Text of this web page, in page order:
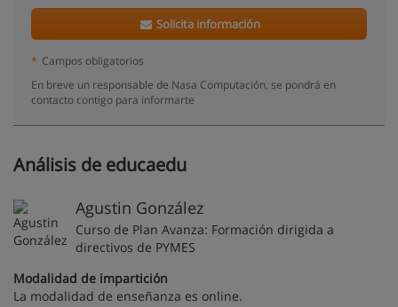
Solicita información
* Campos obligatorios
En breve un responsable de Nasa Computación, se pondrá en
contacto contigo para informarte
Análisis de educaedu
Agustin González
Curso de Plan Avanza: Formación dirigida a
directivos de PYMES
Modalidad de impartición
La modalidad de enseñanza es online.